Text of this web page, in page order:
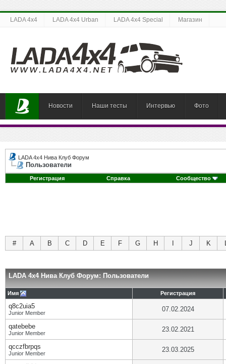
LADA 4x4 LADA 4x4 Urban LADA 4x4 Special Магазин
Новости Наши тесты Интервью Фото
LADA 4x4 Нива Клуб Форум
Пользователи
Регистрация Справка Сообщество
# A B C D E F G H J K
LADA 4x4 Нива Клуб Форум: Пользователи
Имя Регистрация
q8c2uia5
Junior Member 07.02.2024
qatebebe
Junior Member 23.02.2021
qcczfbrpqs
Junior Member 23.03.2025